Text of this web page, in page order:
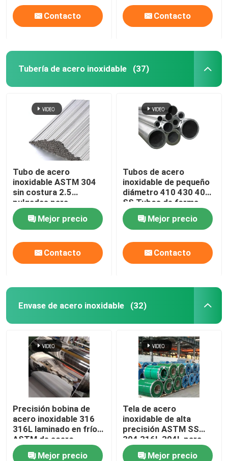
Contacto Contacto
Tubería de acero inoxidable (37)
Tubo de acero
inoxidable ASTM 304
sin costura 2.5
pulgadas para
construcción /
decoraciónMejor precio
Contacto
Tubos de acero
inoxidable de pequeño
diámetro 410 430 409
SS Tubos de forma
especial
Mejor precio
Contacto
Envase de acero inoxidable (32)
Precisión bobina de
acero inoxidable 316
316L laminado en frío
ASTM de acero
inoxidable
Mejor precio
Tela de acero
inoxidable de alta
precisión ASTM SS
304 316L 304L para
utensilios de cocina
Mejor precio